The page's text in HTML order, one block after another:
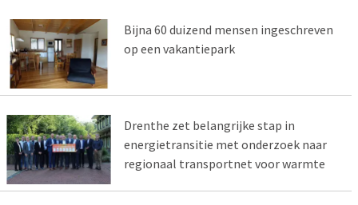
Bijna 60 duizend mensen ingeschreven
op een vakantiepark
Drenthe zet belangrijke stap in
energietransitie met onderzoek naar
regionaal transportnet voor warmte